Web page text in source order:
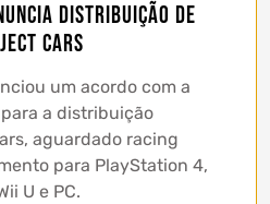
distribuição de
Cars
um acordo com a
a distribuição
aguardado racing
para PlayStation 4,
U e PC.